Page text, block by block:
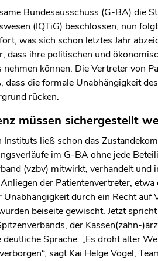
Bundesausschuss (G-BA) die
(IQTiG) beschlossen, nun
was sich schon letztes Jahr
dass ihre politischen und
können. Die Vertreter von
dass die formale Unabhängigkeit
rücken.
müssen sichergestellt
ließ schon das
im G-BA ohne jede
(vzbv) mitwirkt, verhandelt und
der Patientenvertreter,
durch ein Recht
beiseite gewischt. Jetzt
der Kassen(zahn-
Sprache. „Es droht alter
sagt Kai Helge Vogel,